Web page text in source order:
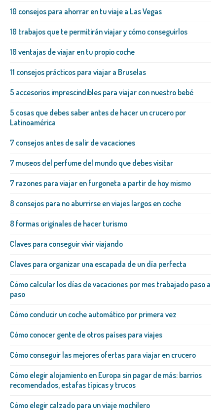
10 consejos para ahorrar en tu viaje a Las Vegas
10 trabajos que te permitirán viajar y cómo conseguirlos
10 ventajas de viajar en tu propio coche
11 consejos prácticos para viajar a Bruselas
5 accesorios imprescindibles para viajar con nuestro bebé
5 cosas que debes saber antes de hacer un crucero por
Latinoamérica
7 consejos antes de salir de vacaciones
7 museos del perfume del mundo que debes visitar
7 razones para viajar en furgoneta a partir de hoy mismo
8 consejos para no aburrirse en viajes largos en coche
8 formas originales de hacer turismo
Claves para conseguir vivir viajando
Claves para organizar una escapada de un día perfecta
Cómo calcular los días de vacaciones por mes trabajado paso a
paso
Cómo conducir un coche automático por primera vez
Cómo conocer gente de otros países para viajes
Cómo conseguir las mejores ofertas para viajar en crucero
Cómo elegir alojamiento en Europa sin pagar de más: barrios
recomendados, estafas típicas y trucos
Cómo elegir calzado para un viaje mochilero